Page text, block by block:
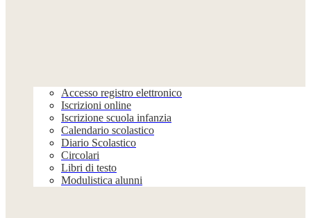
Accesso registro elettronico
Iscrizioni online
Iscrizione scuola infanzia
Calendario scolastico
Diario Scolastico
Circolari
Libri di testo
Modulistica alunni